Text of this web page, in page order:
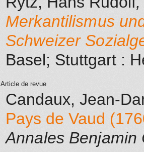
Merkantilismus
Schweizer
Basel; Stuttgart :
Article de revue
Candaux, Jean-
Pays de Vaud
Annales Benjamin